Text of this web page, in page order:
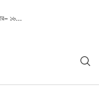
১৬...